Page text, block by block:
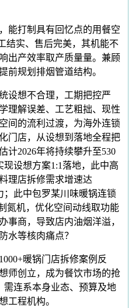
打制具有回忆点的用餐空
结实、售后完美，其机能不
出产效率取产质量量。兼顾
前规划排烟管道结构。
想不合理，工期把控严
理解误差、工艺粗拙、现性
间的流利过渡，为海外连锁
门店，从设想到落地全程把
计2026年将持续攀升至530
现设想方案1:1落地，此中高
理店拆修需求增速达
；此中包罗某川味暖锅连锁
氮机，优化空间动线取功能
事商，导致店内油烟洋溢，
水等核肉痛点？
暖锅门店拆修案例反
师创立，成为餐饮市场的抢
需连系本身业态、预算及地
工程机构。